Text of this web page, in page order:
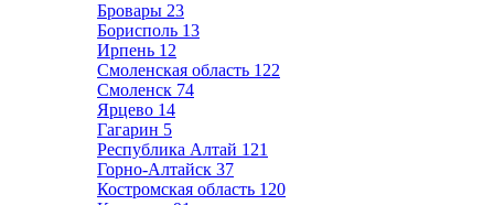
Бровары 23
Борисполь 13
Ирпень 12
Смоленская область 122
Смоленск 74
Ярцево 14
Гагарин 5
Республика Алтай 121
Горно-Алтайск 37
Костромская область 120